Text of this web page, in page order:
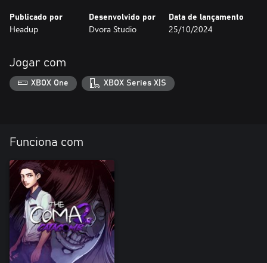
Publicado por
Headup
Desenvolvido por
Dvora Studio
Data de lançamento
25/10/2024
Jogar com
XBOX One XBOX Series X|S
Funciona com